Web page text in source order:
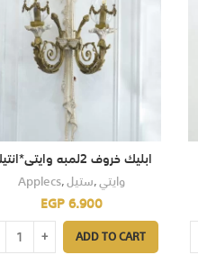
ابليك خروف 2لمبه وايتى*انتيك
Applecs,ستيل,وايتي
EGP6.900
ADD TO CART